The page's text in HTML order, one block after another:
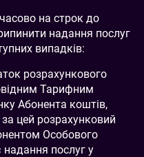
на строк до
надання послуг
випадків:
розрахункового
Тарифним
Абонента коштів,
цей розрахунковий
Особового
послуг у